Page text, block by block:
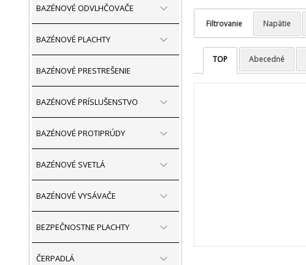
BAZÉNOVÉ ODVLHČOVAČE
BAZÉNOVÉ PLACHTY
BAZÉNOVÉ PRESTREŠENIE
BAZÉNOVÉ PRÍSLUŠENSTVO
BAZÉNOVÉ PROTIPRÚDY
BAZÉNOVÉ SVETLÁ
BAZÉNOVÉ VYSÁVAČE
BEZPEČNOSTNE PLACHTY
ČERPADLÁ
Filtrovanie Napätie
TOP Abecedné